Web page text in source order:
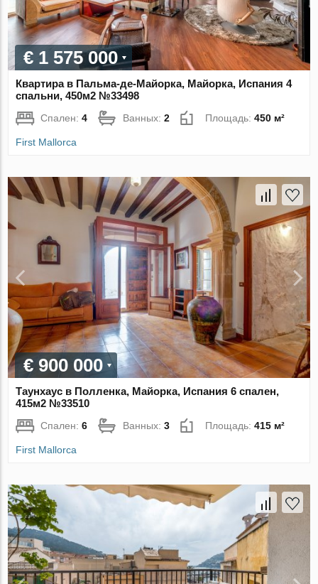
€ 1 575 000
Квартира в Пальма-де-Майорка, Майорка, Испания 4
спальни, 450м2 №33498
Спален:4 Ванных:2 Площадь:450 м²
First Mallorca
€ 900 000
Таунхаус в Полленка, Майорка, Испания 6 спален,
415м2 №33510
Спален:6 Ванных:3 Площадь:415 м²
First Mallorca